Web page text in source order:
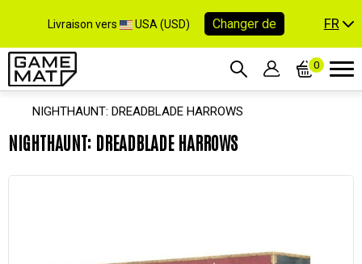
Livraison vers USA (USD) Changer de FR
0
NIGHTHAUNT: DREADBLADE HARROWS
NIGHTHAUNT: DREADBLADE HARROWS